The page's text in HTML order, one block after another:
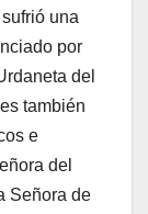
una
por
del
también
e
del
Señora de